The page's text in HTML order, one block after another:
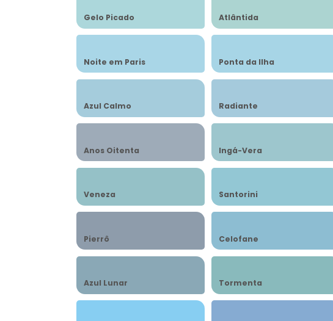
Gelo Picado Atlântida
Noite em Paris Ponta da Ilha
Azul Calmo Radiante
Anos Oitenta Ingá-Vera
Veneza Santorini
Pierrô Celofane
Azul Lunar Tormenta